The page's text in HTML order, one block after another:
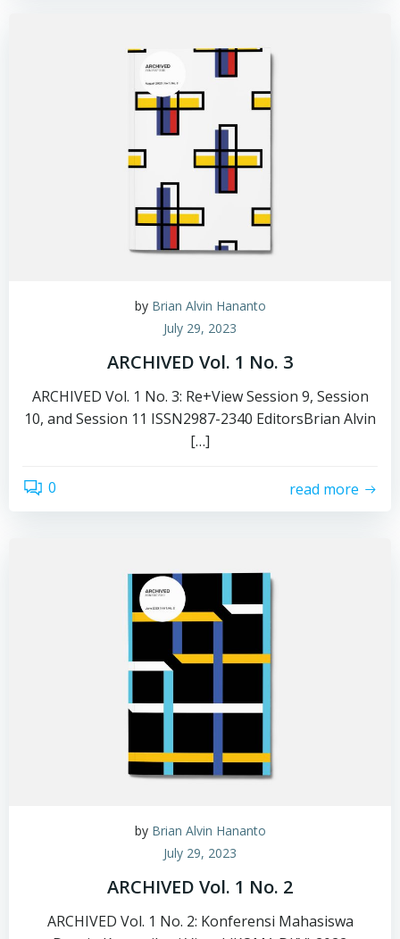
by Brian Alvin Hananto
July 29, 2023
ARCHIVED Vol. 1 No. 3
ARCHIVED Vol. 1 No. 3: Re+View Session 9, Session
10, and Session 11 ISSN2987-2340 EditorsBrian Alvin
[…]
0 read more
by Brian Alvin Hananto
July 29, 2023
ARCHIVED Vol. 1 No. 2
ARCHIVED Vol. 1 No. 2: Konferensi Mahasiswa